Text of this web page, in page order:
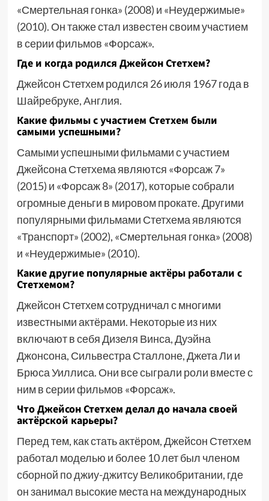
«Смертельная гонка» (2008) и «Неудержимые»
(2010). Он также стал известен своим участием
в серии фильмов «Форсаж».
Где и когда родился Джейсон Стетхем?
Джейсон Стетхем родился 26 июля 1967 года в
Шайребруке, Англия.
Какие фильмы с участием Стетхем были
самыми успешными?
Самыми успешными фильмами с участием
Джейсона Стетхема являются «Форсаж 7»
(2015) и «Форсаж 8» (2017), которые собрали
огромные деньги в мировом прокате. Другими
популярными фильмами Стетхема являются
«Транспорт» (2002), «Смертельная гонка» (2008)
и «Неудержимые» (2010).
Какие другие популярные актёры работали с
Стетхемом?
Джейсон Стетхем сотрудничал с многими
известными актёрами. Некоторые из них
включают в себя Дизеля Винса, Дуэйна
Джонсона, Сильвестра Сталлоне, Джета Ли и
Брюса Уиллиса. Они все сыграли роли вместе с
ним в серии фильмов «Форсаж».
Что Джейсон Стетхем делал до начала своей
актёрской карьеры?
Перед тем, как стать актёром, Джейсон Стетхем
работал моделью и более 10 лет был членом
сборной по джиу-джитсу Великобритании, где
он занимал высокие места на международных